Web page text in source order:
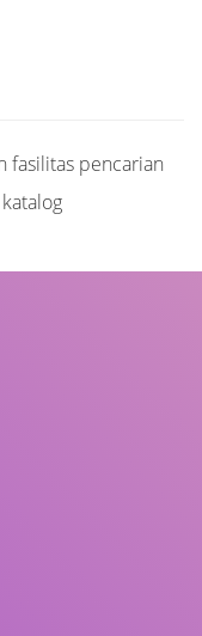
fasilitas pencarian